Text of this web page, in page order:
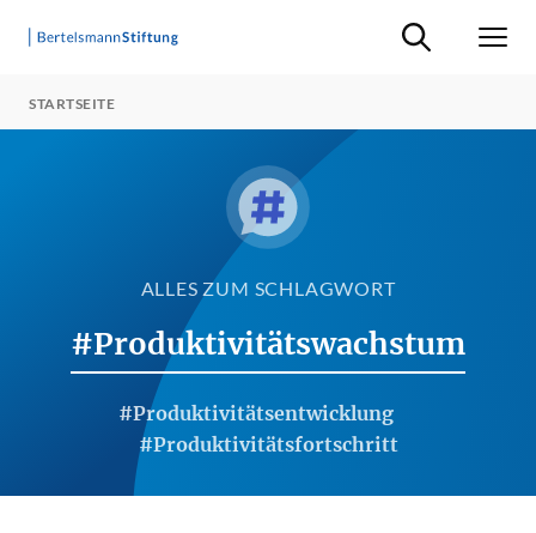
Suche ein-/
STARTSEITE
ALLES ZUM SCHLAGWORT
#Produktivitätswachstum
#Produktivitätsentwicklung
#Produktivitätsfortschritt